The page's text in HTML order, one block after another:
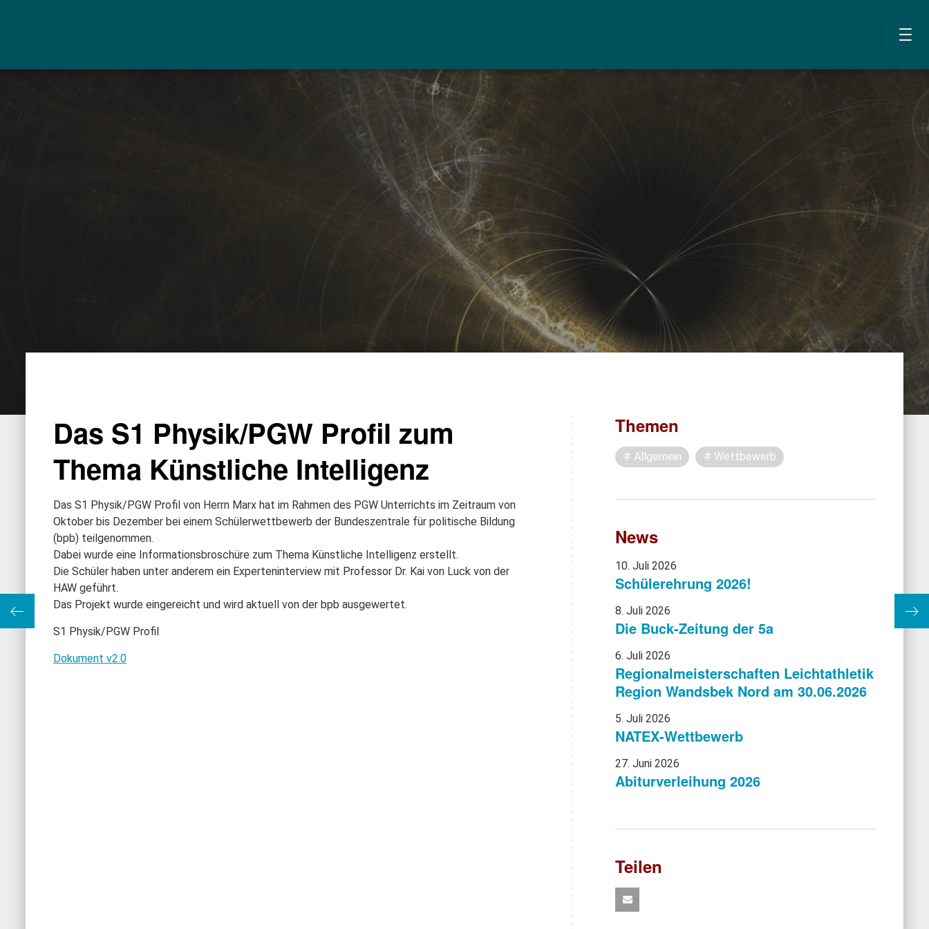
Buckhorn ist Hamburger Meister im Schulschach!
Das S1 Physik/PGW Profil zum
Thema Künstliche Intelligenz
Das S1 Physik/PGW Profil von Herrn Marx hat im Rahmen des PGW Unterrichts im Zeitraum von
Oktober bis Dezember bei einem Schülerwettbewerb der Bundeszentrale für politische Bildung
(bpb) teilgenommen.
Dabei wurde eine Informationsbroschüre zum Thema Künstliche Intelligenz erstellt.
Die Schüler haben unter anderem ein Experteninterview mit Professor Dr. Kai von Luck von der
HAW geführt.
Das Projekt wurde eingereicht und wird aktuell von der bpb ausgewertet.
S1 Physik/PGW Profil
Dokument v2.0
Themen
Allgemein Wettbewerb
News
10. Juli 2026
Schülerehrung 2026!
8. Juli 2026
Die Buck-Zeitung der 5a
6. Juli 2026
Regionalmeisterschaften Leichtathletik
Region Wandsbek Nord am 30.06.2026
5. Juli 2026
NATEX-Wettbewerb
27. Juni 2026
Abiturverleihung 2026
Teilen